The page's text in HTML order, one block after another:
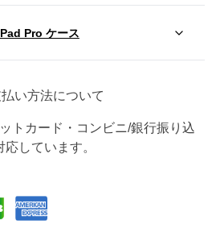
Pro ケース
い方法について
トカード・コンビニ/銀行振り込
しています。